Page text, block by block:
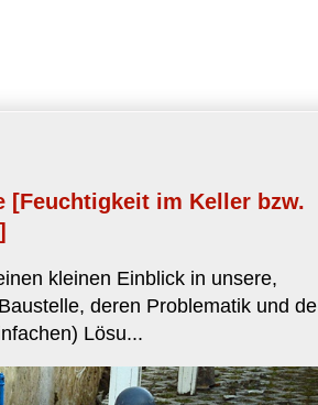
[Feuchtigkeit im Keller bzw.
kleinen Einblick in unsere,
deren Problematik und
Lösu...